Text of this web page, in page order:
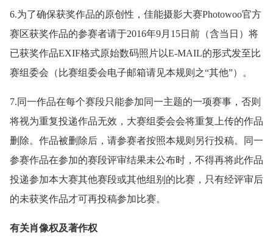
6.为了确保获奖作品的原创性，佳能摄影大赛Photowoo官方
赛区获奖作品的参赛者请于2016年9月15日前（含当日）将
已获奖作品EXIF格式原始数码照片以E-MAIL的形式发至比
赛组委会（比赛组委会电子邮箱请见本规则之“其他”）。
7.同一作品在每个赛段只能参加同一主题的一项赛事，否则
将视为重复投递作品无效，大赛组委会会将重复上传的作品
删除。作品被删除后，请参赛者按照本规则另行投稿。同一
参赛作品在参加的赛段评审结果未公布时，不得再将此作品
投递参加本大赛其他赛段或其他组别的比赛，只有经评审后
的未获奖作品才可再投稿参加比赛。
有关肖像权及著作权